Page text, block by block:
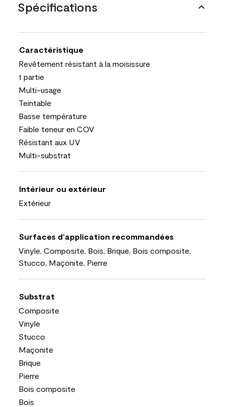
Spécifications
Caractéristique
Revêtement résistant à la moisissure
1 partie
Multi-usage
Teintable
Basse température
Faible teneur en COV
Résistant aux UV
Multi-substrat
Intérieur ou extérieur
Extérieur
Surfaces d’application recommandées
Vinyle, Composite, Bois, Brique, Bois composite,
Stucco, Maçonite, Pierre
Substrat
Composite
Vinyle
Stucco
Maçonite
Brique
Pierre
Bois composite
Bois